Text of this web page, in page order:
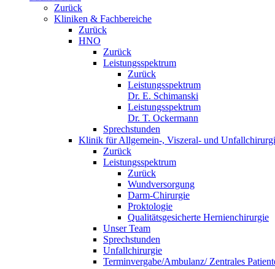
Zurück
Kliniken & Fachbereiche
Zurück
HNO
Zurück
Leistungsspektrum
Zurück
Leistungsspektrum
Dr. E. Schimanski
Leistungsspektrum
Dr. T. Ockermann
Sprechstunden
Klinik für Allgemein-, Viszeral- und
Zurück
Leistungsspektrum
Zurück
Wundversorgung
Darm-Chirurgie
Proktologie
Qualitätsgesicherte Hernienchirurgie
Unser Team
Sprechstunden
Unfallchirurgie
Terminvergabe/Ambulanz/ Zentrales